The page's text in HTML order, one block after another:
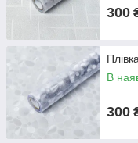
300
В
300